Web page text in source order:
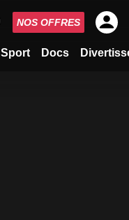
Sport Docs
NOS OFFRES